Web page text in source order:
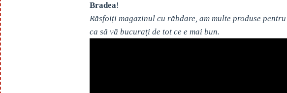
Bradea!
Răsfoiți magazinul cu răbdare, am multe produse
ca să vă bucurați de tot ce e mai bun.